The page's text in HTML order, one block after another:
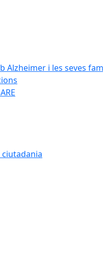
Alzheimer i les seves
ciutadania